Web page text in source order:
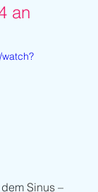
an
Sinus –